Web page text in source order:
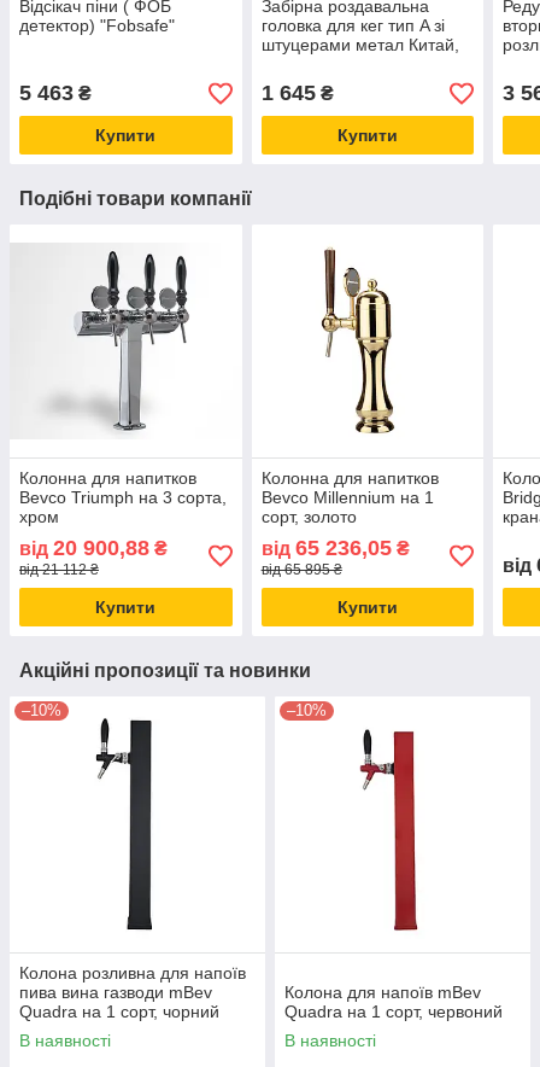
Відсікач піни ( ФОБ
детектор) "Fobsafe"
5 463 ₴
Купити
Забірна роздавальна
головка для кег тип A зі
штуцерами метал Китай,
напоїв
1 645₴
Купити
3
Подібні товари компанії
Колонна для напитков
Bevco Triumph на 3 сорта,
хром
від 20 900,88 ₴
від 21 112 ₴
Купити
Колонна для напитков
Bevco Millennium на 1
сорт, золото
від 65 236,05₴
від 65 895 ₴
Купити
від
Акційні пропозиції та новинки
–10%
Колона розливна для напоїв
пива вина газводи mBev
Quadra на 1 сорт, чорний
В наявності
–10%
Колона для напоїв mBev
Quadra на 1 сорт, червоний
В наявності